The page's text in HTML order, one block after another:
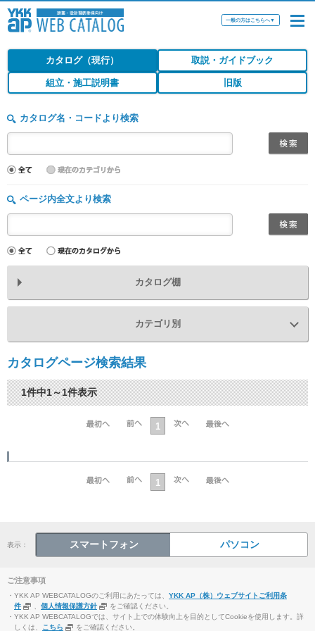
一般の方はこちらへ▼
カタログ（現行） 取説・ガイドブック
組立・施工説明書 旧版
カタログ名・コードより検索
ページ内全文より検索
カタログ棚
カテゴリ別
カタログページ検索結果
1件中1～1件表示
1
1
表示： スマートフォン パソコン
ご注意事項
・YKK AP WEBCATALOGのご利用にあたっては、 YKK AP（株）ウェブサイトご利用条
件
個人情報保護方針
をご確認ください。
・YKK AP WEBCATALOGでは、サイト上での体験向上を目的としてCookieを使用します。詳
しくは、 こちら をご確認ください。